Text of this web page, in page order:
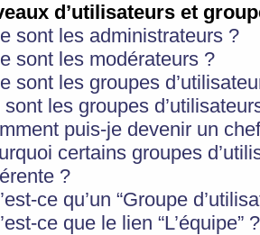
d’utilisateurs et
sont les administrateurs ?
sont les modérateurs ?
sont les groupes
sont les groupes
puis-je devenir un
certains groupes
?
ce qu’un “Groupe
ce que le lien “L’équipe” ?